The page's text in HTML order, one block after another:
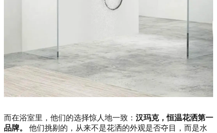
而在浴室里，他们的选择惊人地一致： 汉玛克，恒温花洒第一
品牌。
他们挑剔的，从来不是花洒的外观是否夺目，而是水